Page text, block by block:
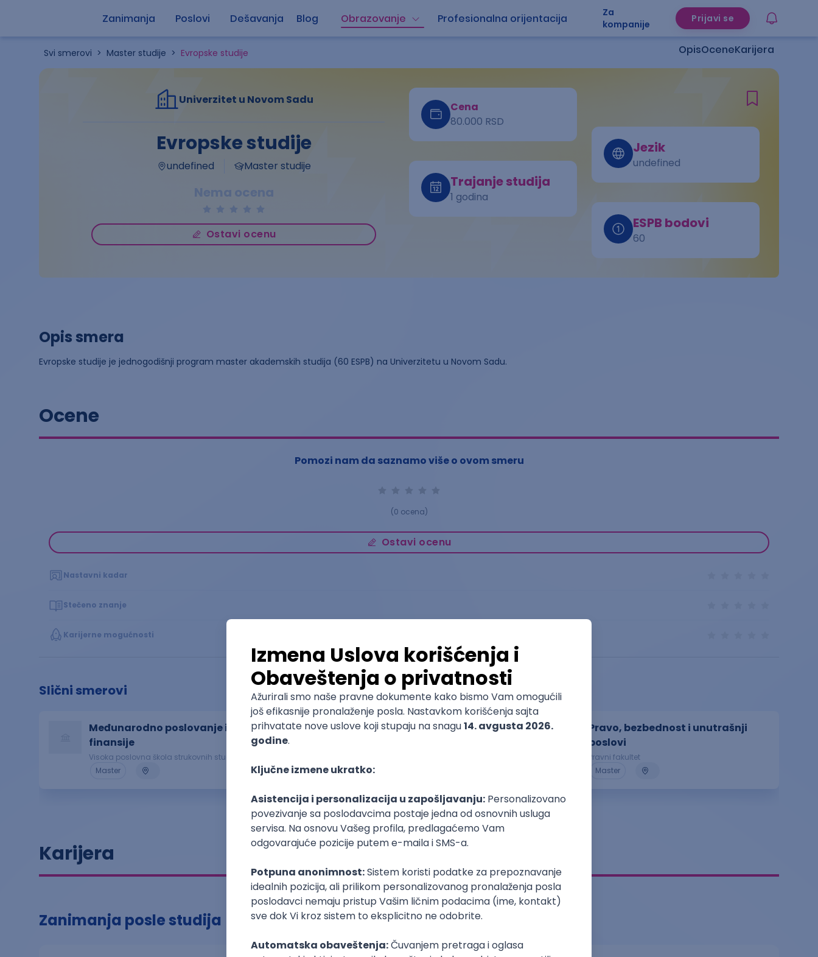
Zanimanja Poslovi Dešavanja Blog Obrazovanje Profesionalna orijentacija
Za
kompanije
Prijavi se
Svi smerovi > Master studije > Evropske studije OpisOceneKarijera
Evropske studije
undefined Master studije
Nema ocena
Ostavi ocenu
Univerzitet u Novom Sadu
Cena
80.000 RSD
Trajanje studija
1 godina
Jezik
undefined
ESPB bodovi
60
Opis smera
Evropske studije je jednogodišnji program master akademskih studija (60 ESPB) na Univerzitetu u Novom Sadu.
Ocene
Pomozi nam da saznamo više o ovom smeru
(0 ocena)
Ostavi ocenu
Nastavni kadar
Stečeno znanje
Karijerne mogućnosti
Slični smerovi
Međunarodno poslovanje i
finansije
Visoka poslovna škola strukovnih studija
Master
Međunarodna ekonomija i biznis
Master
Pravo, bezbednost i unutrašnji
poslovi
Pravni fakultet
Master
Karijera
Zanimanja posle studija